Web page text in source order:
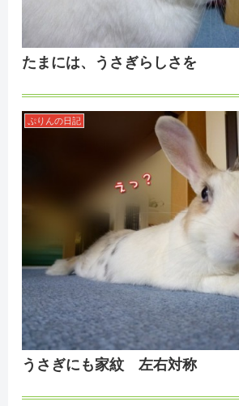
たまには、うさぎらしさを
ぷりんの日記
うさぎにも家紋 左右対称